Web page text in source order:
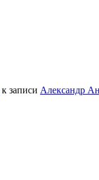
к записи Александр